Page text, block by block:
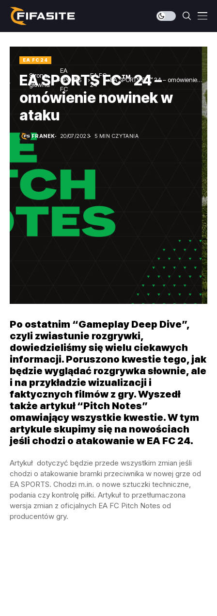
Strona
główna
EA
SPORTS
FC
EA FC
24
EA SPORTS FC™ 24 – omówienie
EA FC 24
EA SPORTS FC™ 24 –
omówienie nowinek w
ataku
FRANEK 20/07/2023 5 MIN CZYTANIA
Po ostatnim “Gameplay Deep Dive”,
czyli zwiastunie rozgrywki,
dowiedzieliśmy się wielu ciekawych
informacji. Poruszono kwestie tego, jak
będzie wyglądać rozgrywka słownie, ale
i na przykładzie wizualizacji i
faktycznych filmów z gry. Wyszedł
także artykuł “Pitch Notes”
omawiający wszystkie kwestie. W tym
artykule skupimy się na nowościach
jeśli chodzi o atakowanie w EA FC 24.
Artykuł dotyczyć będzie przede wszystkim zmian jeśli
chodzi o atakowanie bramki przeciwnika w nowej grze od
EA SPORTS. Chodzi m.in. o nowe sztuczki techniczne,
podania czy kontrolę piłki. Artykuł to przetłumaczona
wersja zmian z oficjalnych EA FC Pitch Notes od
producentów gry.